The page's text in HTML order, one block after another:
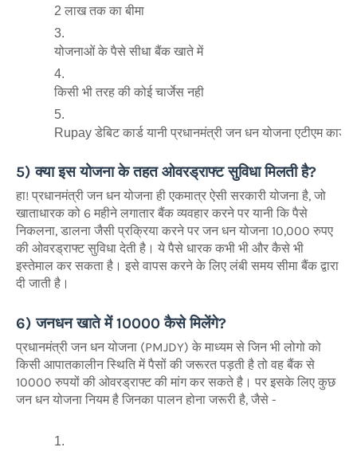
2 लाख तक का बीमा
योजनाओं के पैसे सीधा बैंक खाते में
किसी भी तरह की कोई चार्जेस नही
Rupay डेबिट कार्ड यानी प्रधानमंत्री जन धन योजना एटीएम कार्ड
5) क्या इस योजना के तहत ओवरड्राफ्ट सुविधा मिलती है?
हा! प्रधानमंत्री जन धन योजना ही एकमात्र ऐसी सरकारी योजना है, जो
खाताधारक को 6 महीने लगातार बैंक व्यवहार करने पर यानी कि पैसे
निकलना, डालना जैसी प्रक्रिया करने पर जन धन योजना 10,000 रुपए
की ओवरड्राफ्ट सुविधा देती है। ये पैसे धारक कभी भी और कैसे भी
इस्तेमाल कर सकता है। इसे वापस करने के लिए लंबी समय सीमा बैंक द्वारा
दी जाती है।
6) जनधन खाते में 10000 कैसे मिलेंगे?
प्रधानमंत्री जन धन योजना (PMJDY) के माध्यम से जिन भी लोगो को
किसी आपातकालीन स्थिति में पैसों की जरूरत पड़ती है तो वह बैंक से
10000 रुपयों की ओवरड्राफ्ट की मांग कर सकते है। पर इसके लिए कुछ
जन धन योजना नियम है जिनका पालन होना जरूरी है, जैसे -